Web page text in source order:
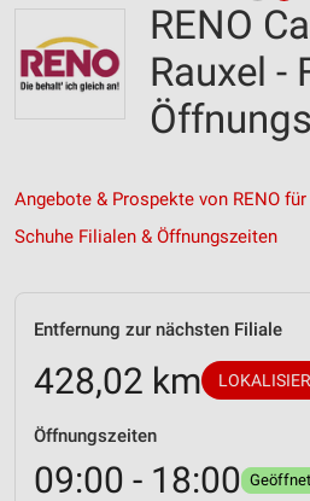
RENO
Rauxel -
Angebote & Prospekte von RENO
Schuhe Filialen & Öffnungszeiten
Entfernung zur nächsten Filiale
428,02 km
Öffnungszeiten
09:00 - 18:00 Geöffnet